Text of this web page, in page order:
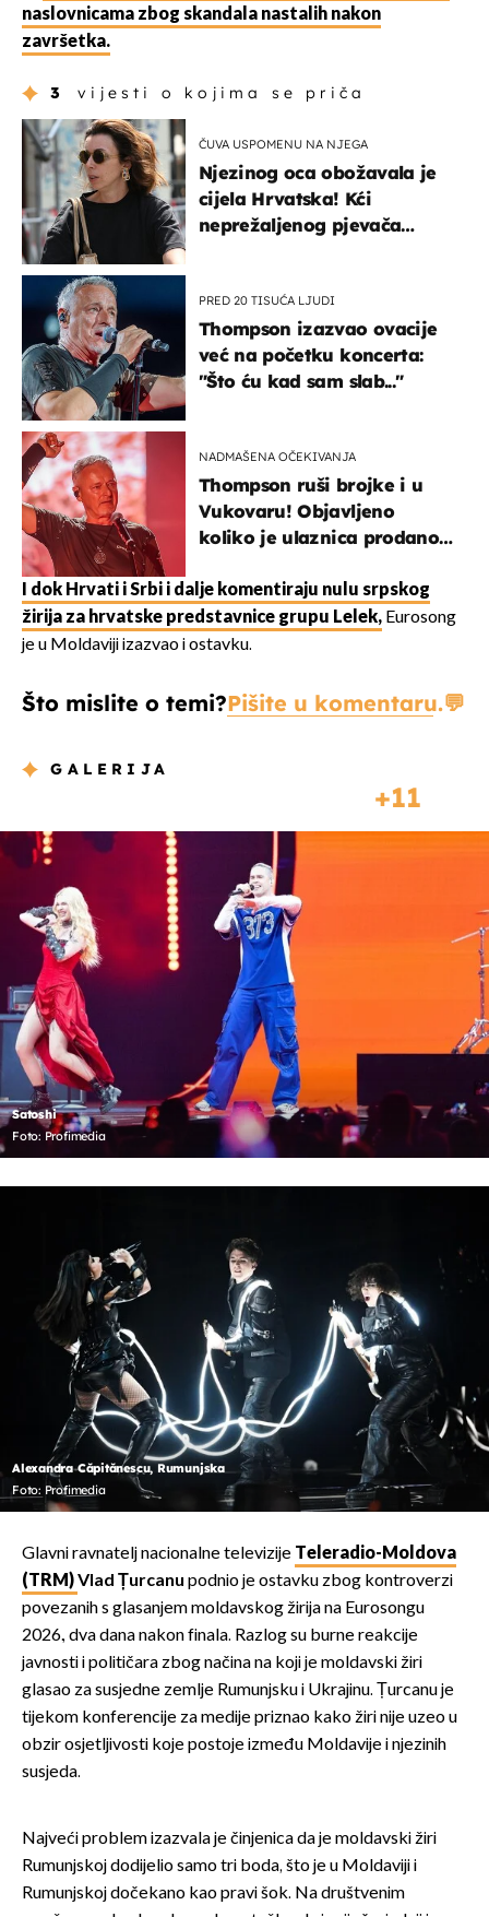
naslovnicama zbog skandala nastalih nakon
završetka.
3 vijesti o kojima se priča
ČUVA USPOMENU NA NJEGA
Njezinog oca obožavala je
cijela Hrvatska! Kći
neprežaljenog pjevača
PRED 20 TISUĆA LJUDI
Thompson izazvao ovacije
već na početku koncerta:
"Što ću kad sam slab..."
NADMAŠENA OČEKIVANJA
Thompson ruši brojke i u
Vukovaru! Objavljeno
koliko je ulaznica prodano
I dok Hrvati i Srbi i dalje komentiraju nulu srpskog
žirija za hrvatske predstavnice grupu Lelek, Eurosong
je u Moldaviji izazvao i ostavku.
Što mislite o temi?Pišite u komentaru.
GALERIJA
11
Satoshi
Foto: Profimedia
Alexandra Căpitănescu, Rumunjska
Foto: Profimedia
Glavni ravnatelj nacionalne televizije Teleradio-Moldova
(TRM)Vlad Țurcanu podnio je ostavku zbog kontroverzi
povezanih s glasanjem moldavskog žirija na Eurosongu
2026., dva dana nakon finala. Razlog su burne reakcije
javnosti i političara zbog načina na koji je moldavski žiri
glasao za susjedne zemlje Rumunjsku i Ukrajinu. Țurcanu je
tijekom konferencije za medije priznao kako žiri nije uzeo u
obzir osjetljivosti koje postoje između Moldavije i njezinih
susjeda.
Najveći problem izazvala je činjenica da je moldavski žiri
Rumunjskoj dodijelio samo tri boda, što je u Moldaviji i
Rumunjskoj dočekano kao pravi šok. Na društvenim